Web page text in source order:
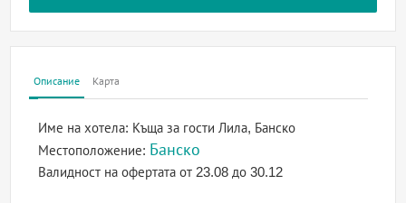
Описание Карта
Име на хотела: Къща за гости Лила, Банско
Местоположение: Банско
Валидност на офертатаот 23.08 до 30.12